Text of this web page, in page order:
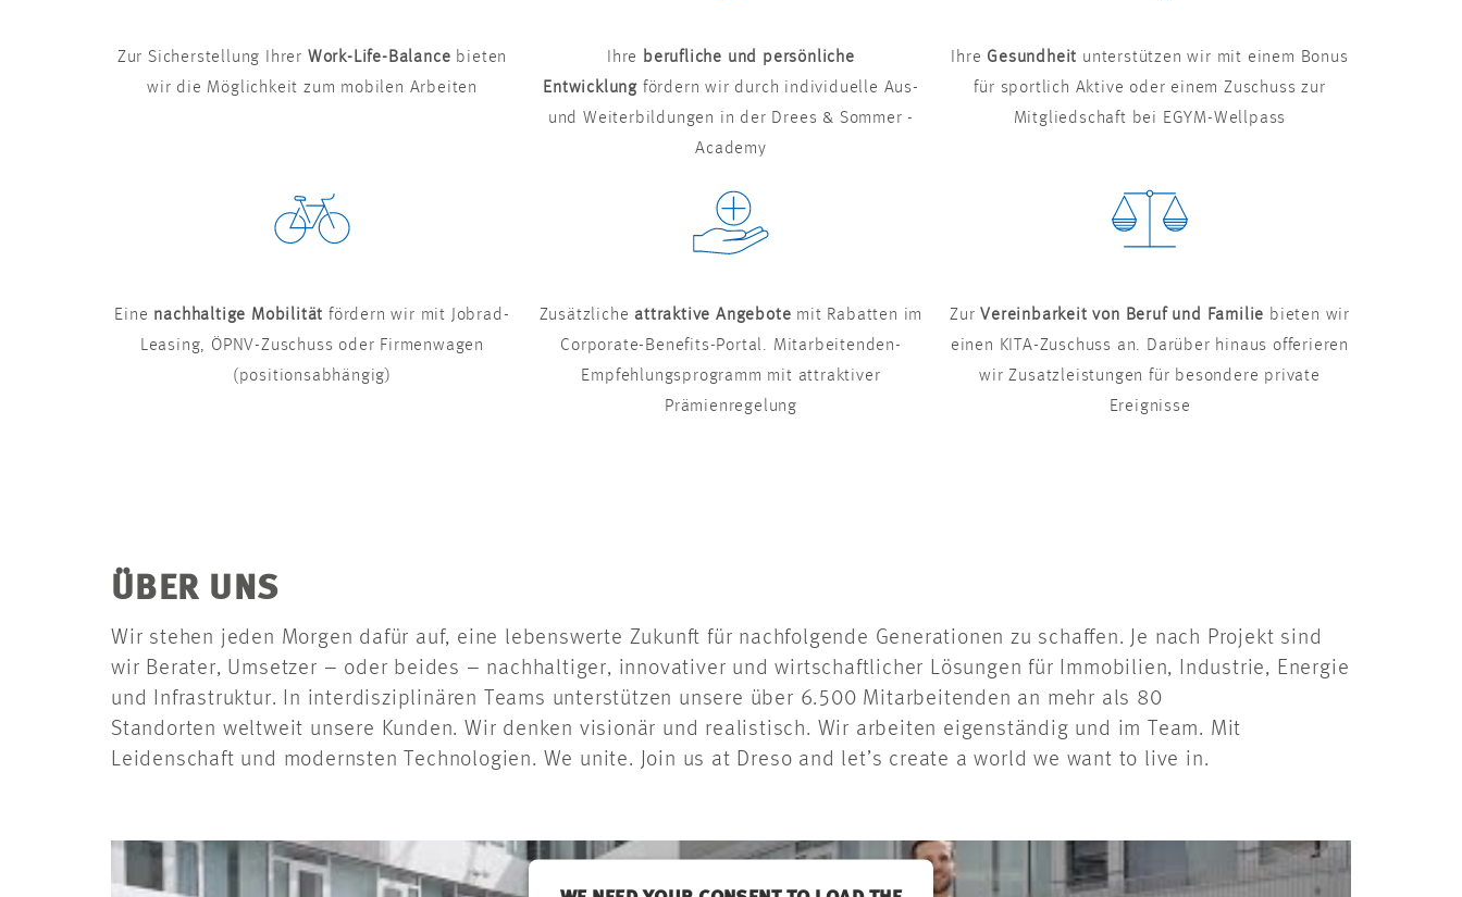
Zur Sicherstellung Ihrer Work-Life-Balance bieten
wir die Möglichkeit zum mobilen Arbeiten
Ihre berufliche und persönliche
Entwicklung fördern wir durch individuelle Aus-
und Weiterbildungen in der Drees & Sommer -
Academy
Ihre Gesundheit unterstützen wir mit einem Bonus
für sportlich Aktive oder einem Zuschuss zur
Mitgliedschaft bei EGYM-Wellpass
Eine nachhaltige Mobilität fördern wir mit Jobrad-
Leasing, ÖPNV-Zuschuss oder Firmenwagen
(positionsabhängig)
Zusätzliche attraktive Angebote mit Rabatten im
Corporate-Benefits-Portal. Mitarbeitenden-
Empfehlungsprogramm mit attraktiver
Prämienregelung
ZurVereinbarkeit von Beruf und Familie bieten wir
einen KITA-Zuschuss an. Darüber hinaus offerieren
wir Zusatzleistungen für besondere private
Ereignisse
ÜBER UNS
Wir stehen jeden Morgen dafür auf, eine lebenswerte Zukunft für nachfolgende Generationen zu schaffen. Je nach Projekt sind
wir Berater, Umsetzer – oder beides – nachhaltiger, innovativer und wirtschaftlicher Lösungen für Immobilien, Industrie, Energie
und Infrastruktur. In interdisziplinären Teams unterstützen unsere über 6.500 Mitarbeitenden an mehr als 80
Standorten weltweit unsere Kunden. Wir denken visionär und realistisch. Wir arbeiten eigenständig und im Team. Mit
Leidenschaft und modernsten Technologien. We unite. Join us at Dreso and let’s create a world we want to live in.